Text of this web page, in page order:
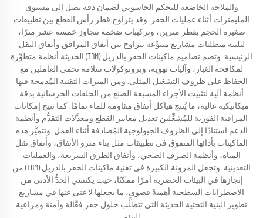
والملاحة الخاضعة للتحكم الحاسوبي لضمان دقة تصل إلى مستوى
المليمترات أثناء عمليات الحفر. وقد يتراوح قطر رأس القطع بين تطبيقات
صغيرة الحجم بقطر مترين، وتركيبات ضخمة تتجاوز خمسة عشر مترًا،
لتلبية متطلبات مشاريع متنوِّعة تتراوح بين أنفاق المرافق وأنفاق النقل
الرئيسية. وتضم تصاميم ماكينات الحفر بالدريل (TBM) الحديثة أنظمة متطوِّرة
لمكافحة الغبار، وآليات تهوية، وبروتوكولات سلامة تحمي العاملين مع
الحفاظ على ظروف التشغيل المثلى. ومن الميزات التقنية المُدمجة فيها
أنظمة آلية لتثبيت الأجزاء المسبقة الصنع من الحلقات الخرسانية بدقة
ميكانيكية عالية، ما يُنتج هياكل أنفاق مقاومة للماء تمامًا. كما تتيح إمكانات
المراقبة الفورية للمُشغِّلين تعديل معايير القطع ومعدَّلات التقدُّم وأنظمة
الدعم استنادًا إلى الظروف الجيولوجية المُصادفة أثناء العمل. وتتميَّز هذه
الماكينات بأدائها المتفوق في تطبيقات مثل بناء مترو الأنفاق، وأنفاق نقل
المياه، وأنظمة الصرف الصحي، وأنفاق الطرق السريعة، والعمليات
التعدينية. وتجعل المرونة الكبيرة في تقنية ماكينات الحفر بالدريل (TBM) من
إنجازها في البيئات الحضرية أمرًا ممكنًا، حيث يكتسي الحدُّ الأدنى من
الاضطرابات السطحية أهميةً قصوى، ما يجعلها لا غنى عنها في مشاريع
تطوير البنية التحتية الحديثة التي تتطلَّب حلول حفر فعَّالة وآمنة ومراعية